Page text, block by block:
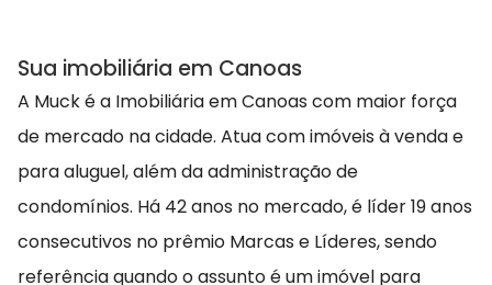
Sua imobiliária em Canoas
A Muck é a Imobiliária em Canoas com maior força
de mercado na cidade. Atua com imóveis à venda e
para aluguel, além da administração de
condomínios. Há 42 anos no mercado, é líder 19 anos
consecutivos no prêmio Marcas e Líderes, sendo
referência quando o assunto é um imóvel para